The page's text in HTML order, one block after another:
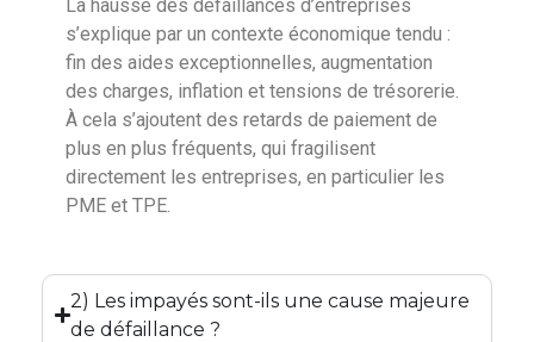
La hausse des défaillances d’entreprises
s’explique par un contexte économique tendu :
fin des aides exceptionnelles, augmentation
des charges, inflation et tensions de trésorerie.
À cela s’ajoutent des retards de paiement de
plus en plus fréquents, qui fragilisent
directement les entreprises, en particulier les
PME et TPE.
2) Les impayés sont-ils une cause majeure
de défaillance ?